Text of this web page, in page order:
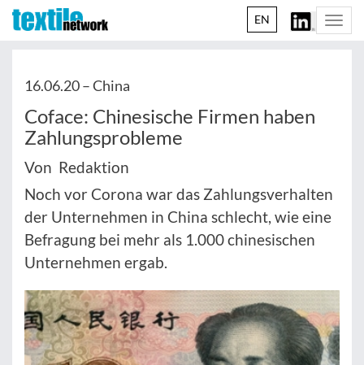
EN
16.06.20 –China
Coface: Chinesische Firmen haben
Zahlungsprobleme
Von Redaktion
Noch vor Corona war das Zahlungsverhalten
der Unternehmen in China schlecht, wie eine
Befragung bei mehr als 1.000 chinesischen
Unternehmen ergab.